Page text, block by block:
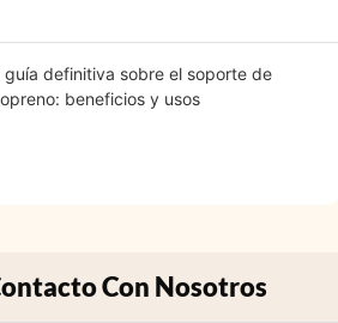
guía definitiva sobre el soporte de
beneficios y usos
Con Nosotros